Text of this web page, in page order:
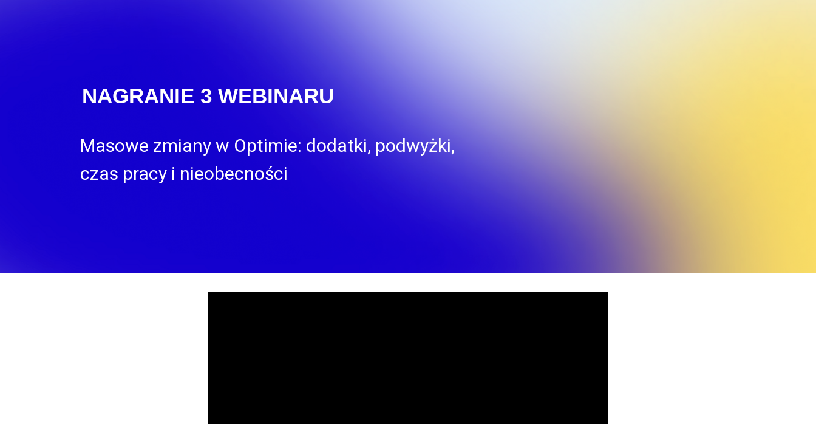
NAGRANIE 3 WEBINARU
Masowe zmiany w Optimie: dodatki, podwyżki,
czas pracy i nieobecności